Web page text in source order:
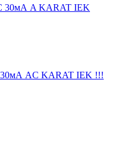
30мА A KARAT IEK
AC KARAT IEK !!!